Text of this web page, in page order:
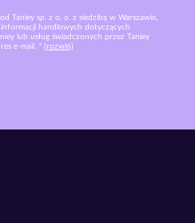
Taniey sp. z o. o. z siedzibą w Warszawie,
informacji handlowych dotyczących
lub usług świadczonych przez Taniey
e-mail. * (rozwiń)